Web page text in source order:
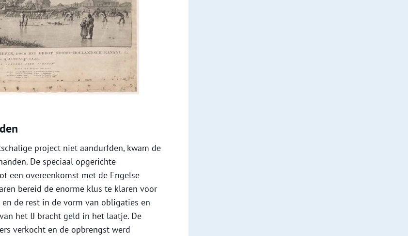
project niet aandurfden, kwam de
De speciaal opgerichte
een overeenkomst met de Engelse
bereid de enorme klus te klaren voor
de rest in de vorm van obligaties en
het IJ bracht geld in het laatje. De
verkocht en de opbrengst werd